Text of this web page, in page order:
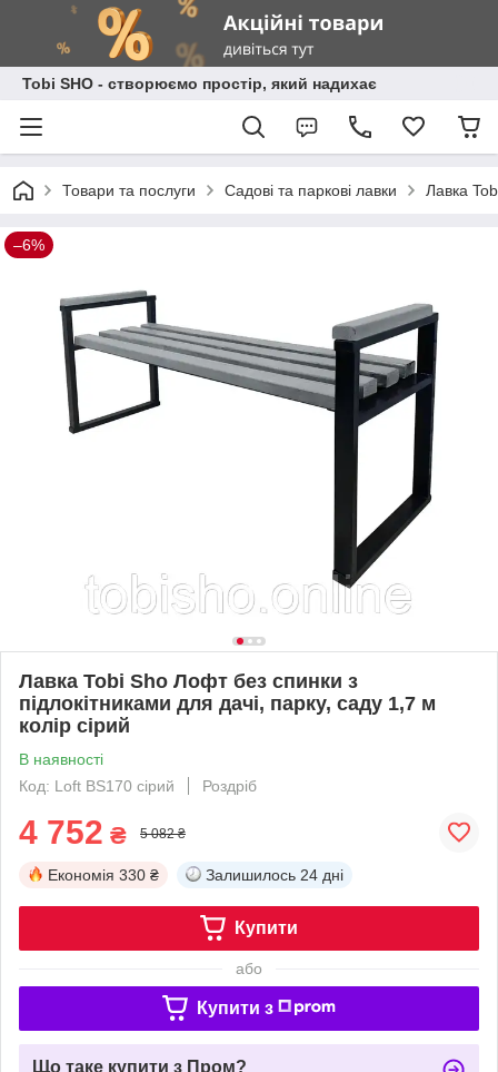
Tobi SHO - створюємо простір, який надихає
Товари та послуги Садові та паркові лавки Лавка
–6%
Лавка Tobi Sho Лофт без спинки з
підлокітниками для дачі, парку, саду 1,7 м
колір сірий
В наявності
Код: Loft BS170 сірий
Роздріб
4 752 ₴ 5 082 ₴
Економія 330 ₴ Залишилось 24 дні
Купити
або
Купити з
Що таке купити з Пром?